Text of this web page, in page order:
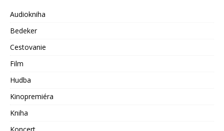
Audiokniha
Bedeker
Cestovanie
Film
Hudba
Kinopremiéra
Kniha
Koncert